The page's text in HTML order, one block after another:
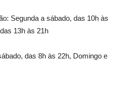
Segunda a sábado, das 10h às
13h às 21h
das 8h às 22h, Domingo e